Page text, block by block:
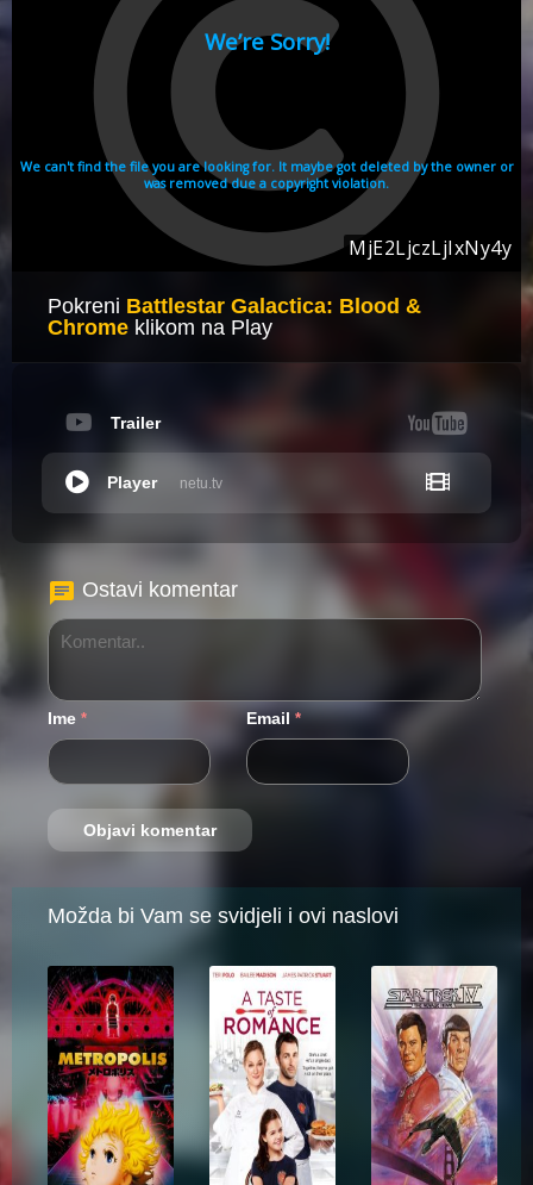
Pokreni Battlestar Galactica: Blood &
Chrome klikom na Play
Trailer
netu.tv
Player
Ostavi komentar
Ime * Email *
Možda bi Vam se svidjeli i ovi naslovi